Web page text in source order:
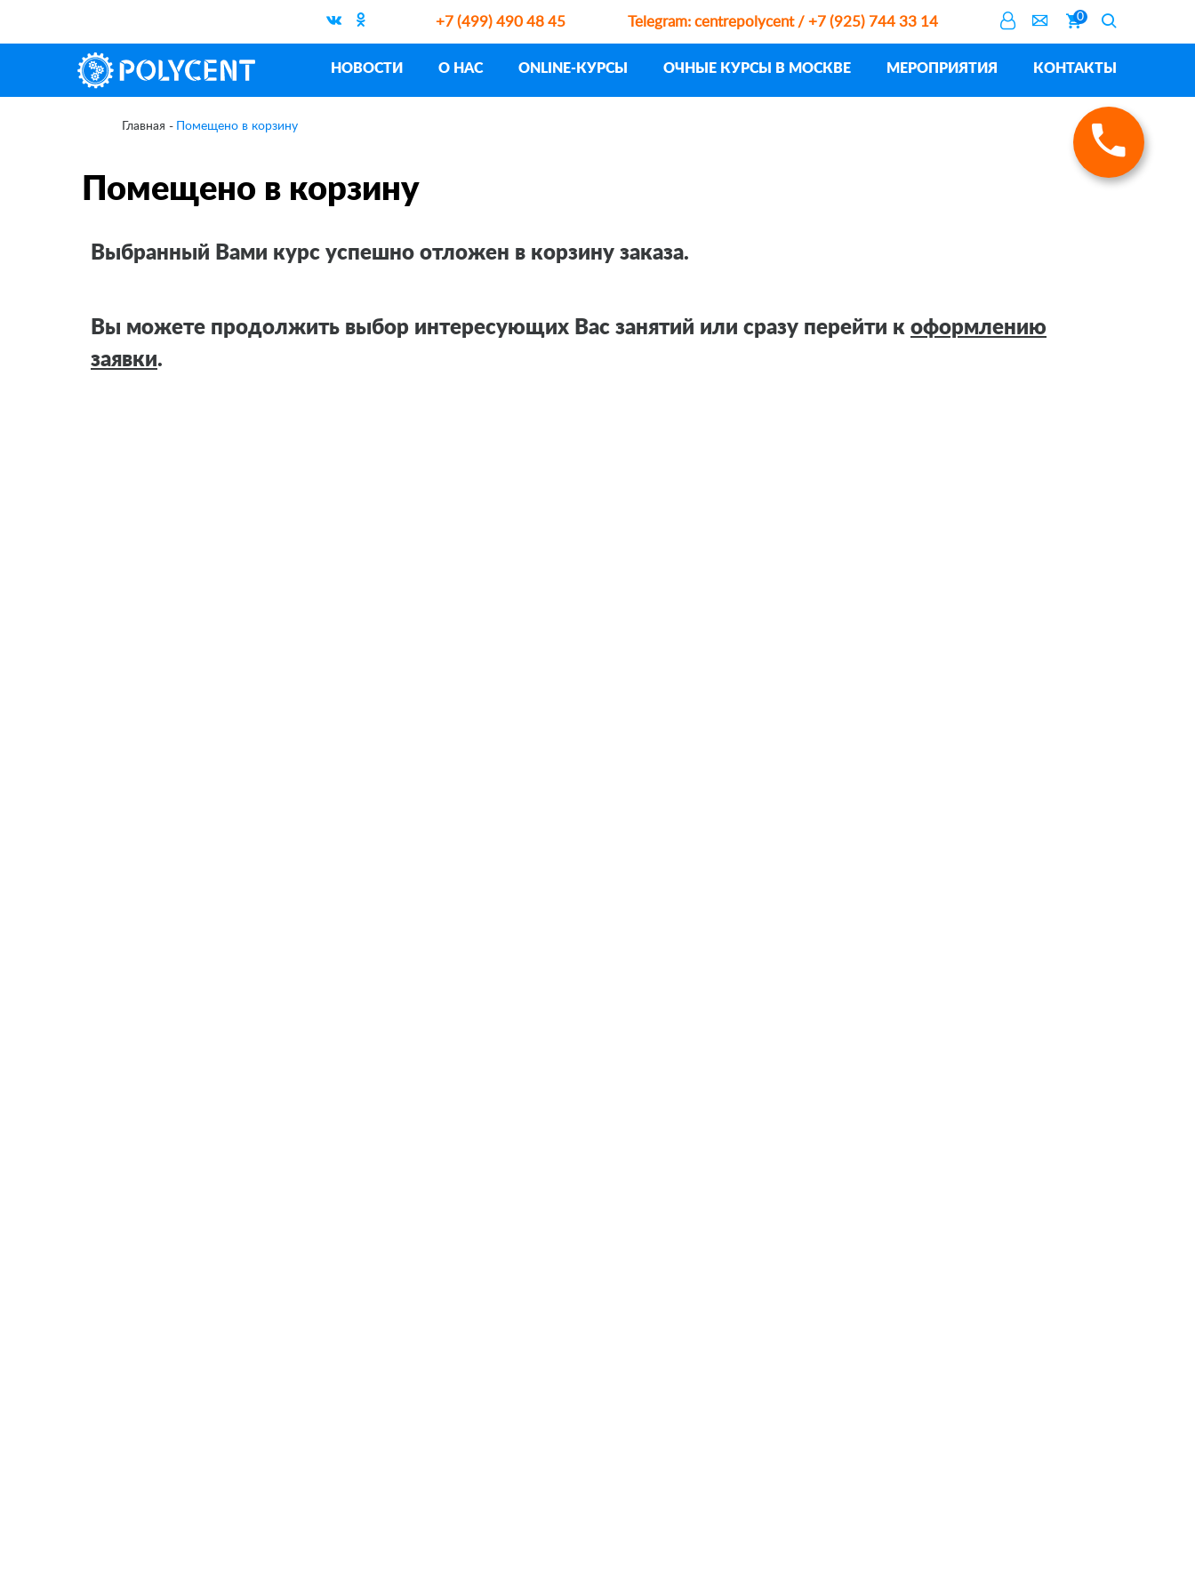
+7 (499) 490 48 45 Telegram: centrepolycent / +7 (925) 744 33 14 0
НОВОСТИ О НАС ONLINE-КУРСЫ ОЧНЫЕ КУРСЫ В МОСКВЕ МЕРОПРИЯТИЯ КОНТАКТЫ
Главная Помещено в корзину
Помещено в корзину
Выбранный Вами курс успешно отложен в корзину заказа.
Вы можете продолжить выбор интересующих Вас занятий или сразу перейти к оформлению
заявки.